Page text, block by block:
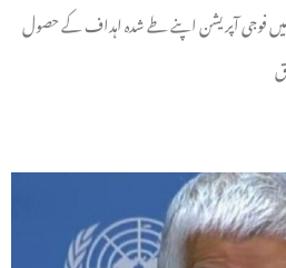
فوجی آپریشن اپنے طے شدہ اہداف کے حصول